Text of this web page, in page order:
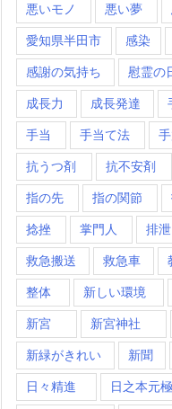
悪いモノ 悪い夢
愛知県半田市 感染
感謝の気持ち 慰霊の
成長力 成長発達
手当 手当て法
抗うつ剤 抗不安剤
指の先 指の関節
捻挫 掌門人 排泄
救急搬送 救急車
整体 新しい環境
新宮 新宮神社
新緑がきれい 新聞
日々精進 日之本元極